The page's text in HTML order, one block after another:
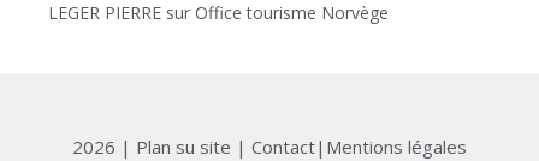
LEGER PIERRE sur Office tourisme Norvège
2026 | Plan su site | Contact| Mentions légales